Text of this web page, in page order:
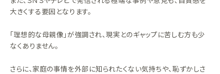
大きくする要因となります。
「理想的な母親像」が強調され、現実とのギャップに苦しむ方も少
なくありません。
さらに、家庭の事情を外部に知られたくない気持ちや、恥ずかしさ